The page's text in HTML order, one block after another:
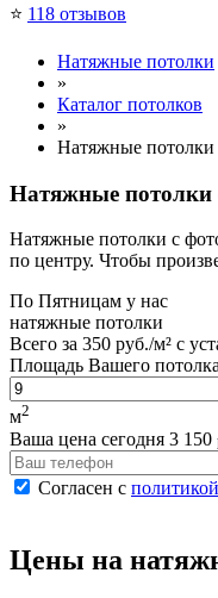
⭐ 118 отзывов
Натяжные потолки
»
Каталог потолков
»
Натяжные потолки
Натяжные потолки
Натяжные потолки с
по центру. Чтобы
По Пятницам у нас
натяжные потолки
Всего за 350 руб./м² с
Площадь Вашего
м2
Ваша цена сегодня 3 150
Согласен с
Цены на